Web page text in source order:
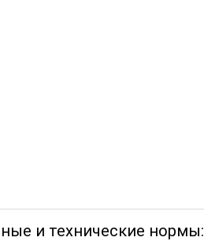
и технические нормы: